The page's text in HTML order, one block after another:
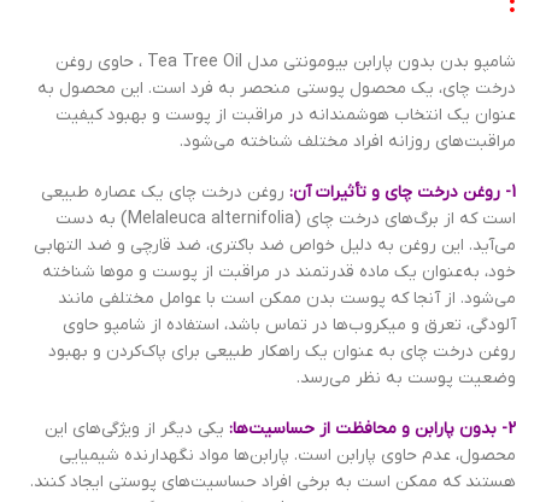
شامپو بدن بدون پارابن بیومونتی مدل Tea Tree Oil ، حاوی روغن
درخت چای، یک محصول پوستی منحصر به فرد است. این محصول به
عنوان یک انتخاب هوشمندانه در مراقبت از پوست و بهبود کیفیت
مراقبت‌های روزانه افراد مختلف شناخته می‌شود.
1- روغن درخت چای و تأثیرات آن:
روغن درخت چای یک عصاره طبیعی
است که از برگ‌های درخت چای (Melaleuca alternifolia) به دست
می‌آید. این روغن به دلیل خواص ضد باکتری، ضد قارچی و ضد التهابی
خود، به‌عنوان یک ماده قدرتمند در مراقبت از پوست و موها شناخته
می‌شود. از آنجا که پوست بدن ممکن است با عوامل مختلفی مانند
آلودگی، تعرق و میکروب‌ها در تماس باشد، استفاده از شامپو حاوی
روغن درخت چای به عنوان یک راهکار طبیعی برای پاک‌کردن و بهبود
وضعیت پوست به نظر می‌رسد.
2- بدون پارابن و محافظت از حساسیت‌ها:
یکی دیگر از ویژگی‌های این
محصول، عدم حاوی پارابن است. پارابن‌ها مواد نگهدارنده شیمیایی
هستند که ممکن است به برخی افراد حساسیت‌های پوستی ایجاد کنند.